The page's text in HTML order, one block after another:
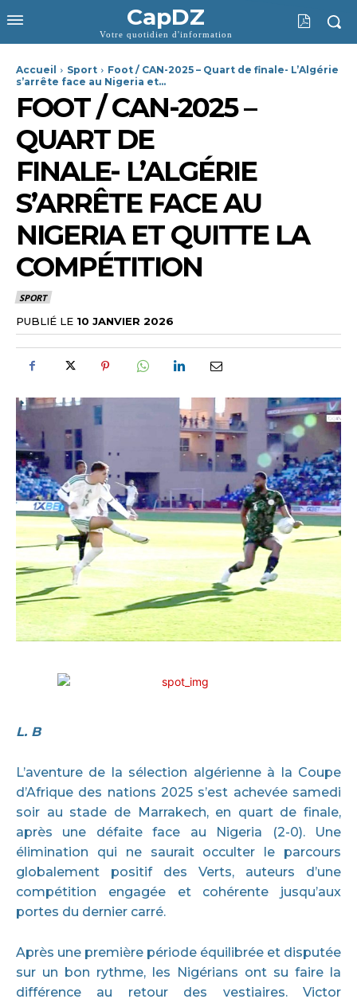
CapDZ
Votre quotidien d'information
Accueil Sport
Foot / CAN-2025 – Quart de finale- L’Algérie
s’arrête face au Nigeria et...
FOOT / CAN-2025 –
QUART DE
FINALE- L’ALGÉRIE
S’ARRÊTE FACE AU
NIGERIA ET QUITTE LA
COMPÉTITION
SPORT
PUBLIÉ LE 10 JANVIER 2026
L. B
L’aventure de la sélection algérienne à la Coupe
d’Afrique des nations 2025 s’est achevée samedi
soir au stade de Marrakech, en quart de finale,
après une défaite face au Nigeria (2-0). Une
élimination qui ne saurait occulter le parcours
globalement positif des Verts, auteurs d’une
compétition engagée et cohérente jusqu’aux
portes du dernier carré.
Après une première période équilibrée et disputée
sur un bon rythme, les Nigérians ont su faire la
différence au retour des vestiaires. Victor